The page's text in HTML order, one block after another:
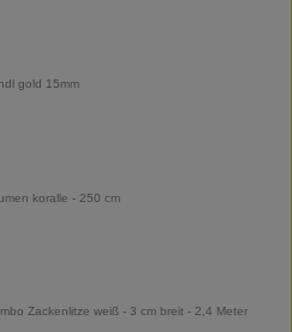
gold 15mm
koralle - 250 cm
Zackenlitze weiß - 3 cm breit - 2,4 Meter